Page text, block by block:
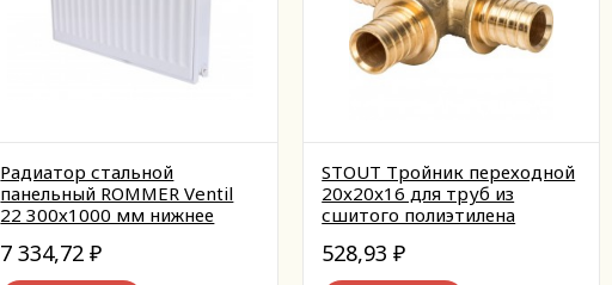
Радиатор стальной
панельный ROMMER Ventil
22 300х1000 мм нижнее
7 334,72₽
STOUT Тройник переходной
20x20x16 для труб из
сшитого полиэтилена
528,93₽